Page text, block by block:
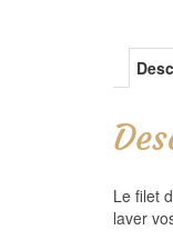
Le filet
laver